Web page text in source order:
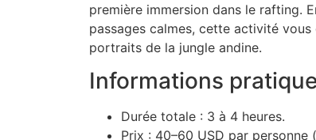
première immersion dans le rafting.
passages calmes, cette activité vous
portraits de la jungle andine.
Informations
Durée totale : 3 à 4 heures.
Prix : 40–60 USD par personne